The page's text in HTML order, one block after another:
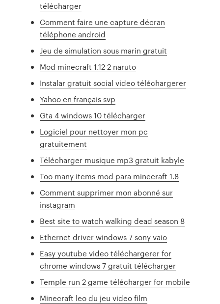
télécharger
Comment faire une capture décran
téléphone android
Jeu de simulation sous marin gratuit
Mod minecraft 1.12 2 naruto
Instalar gratuit social video téléchargerer
Yahoo en français svp
Gta 4 windows 10 télécharger
Logiciel pour nettoyer mon pc
gratuitement
Télécharger musique mp3 gratuit kabyle
Too many items mod para minecraft 1.8
Comment supprimer mon abonné sur
instagram
Best site to watch walking dead season 8
Ethernet driver windows 7 sony vaio
Easy youtube video téléchargerer for
chrome windows 7 gratuit télécharger
Temple run 2 game télécharger for mobile
Minecraft leo du jeu video film